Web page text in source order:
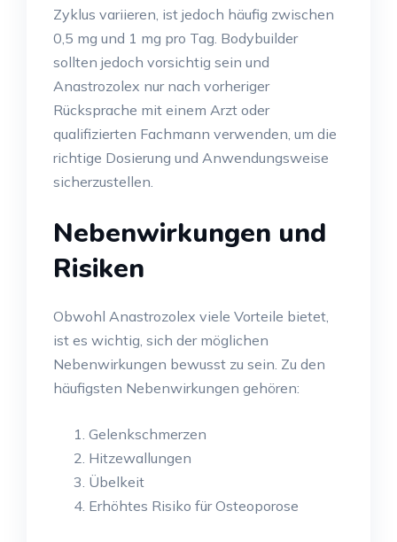
Zyklus variieren, ist jedoch häufig zwischen
0,5 mg und 1 mg pro Tag. Bodybuilder
sollten jedoch vorsichtig sein und
Anastrozolex nur nach vorheriger
Rücksprache mit einem Arzt oder
qualifizierten Fachmann verwenden, um die
richtige Dosierung und Anwendungsweise
sicherzustellen.
Nebenwirkungen und
Risiken
Obwohl Anastrozolex viele Vorteile bietet,
ist es wichtig, sich der möglichen
Nebenwirkungen bewusst zu sein. Zu den
häufigsten Nebenwirkungen gehören:
Gelenkschmerzen
Hitzewallungen
Übelkeit
Erhöhtes Risiko für Osteoporose